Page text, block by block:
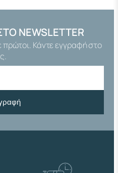
NEWSLETTER
πρώτοι. Κάντε εγγραφή στο